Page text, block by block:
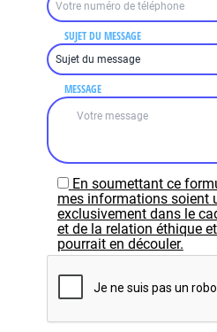
SUJET DU MESSAGE
MESSAGE
En soumettant ce
mes informations soient
exclusivement dans le
et de la relation éthique
pourrait en découler.